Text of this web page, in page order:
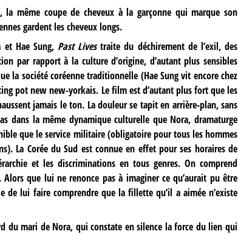
même coupe de cheveux à la garçonne qui marque son
gardent les cheveux longs.
et Hae Sung, Past Livestraite du déchirement de l’exil, des
par rapport à la culture d’origine, d’autant plus sensibles
la société coréenne traditionnelle (Hae Sung vit encore chez
pot new new-yorkais. Le film est d’autant plus fort que les
jamais le ton. La douleur se tapit en arrière-plan, sans
dans la même dynamique culturelle que Nora, dramaturge
que le service militaire (obligatoire pour tous les hommes
La Corée du Sud est connue en effet pour ses horaires de
et les discriminations en tous genres. On comprend
que lui ne renonce pas à imaginer ce qu’aurait pu être
de lui faire comprendre que la fillette qu’il a aimée n’existe
du mari de Nora, qui constate en silence la force du lien qui